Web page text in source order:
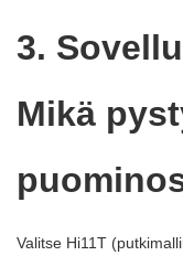
3.
Mikä
Valitse Hi11T